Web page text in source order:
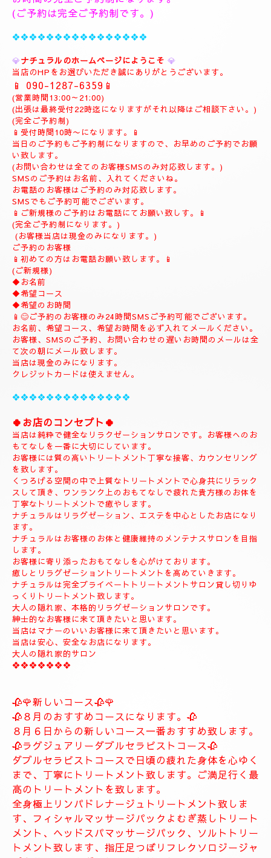
💎ご予約制💎
お電話 ( 090-1287-6359
(事前の完全ご予約制)
当日でもご予約可能でございます。
10時よりお電話でご予約の受付致します。
(土曜日は9時よりお電話受付致します)
お時間の完全ご予約制になります。
(ご予約は完全ご予約制です。)
❖❖❖❖❖❖❖❖❖❖❖❖❖❖❖❖
💎ナチュラルのホームページにようこそ
当店のHPをお選びいただき誠にありがとうございます。
📱090-1287-6359
(営業時間13:00～21:00)
(出張は最終受付22時迄になりますがそれ以降はご相談下さい。)
(完全ご予約制)
📱受付時間10時〜になります。📱
当日のご予約もご予約制になりますので、お早めのご予約でお願
い致します。
(お問い合わせは全てのお客様SMSのみ対応致します。)
SMSのご予約はお名前、入れてくださいね。
お電話のお客様はご予約のみ対応致します。
SMSでもご予約可能でございます。
📱ご新規様のご予約はお電話にてお願い致しす。📱
(お客様当店は現金のみになります。)
📱初めての方はお電話お願い致します。📱
(ご新規様)
◆お名前
◆希望コース
◆希望のお時間
📱😊ご予約のお客様のみ24時間SMSご予約可能でございます。
お名前、希望コース、希望お時間を必ず入れてメールください。
お客様、SMSのご予約、お問い合わせの遅いお時間のメールは全
て次の朝にメール致します。
当店は現金のみになります。
クレジットカードは使えません。
❖❖❖❖❖❖❖❖❖❖❖❖❖❖
🍀お店のコンセプト🍀
当店は純粋で健全なリラクゼーションサロンです。お客様へのお
もてなしを一番に大切にしています。
お客様には質の高いトリートメント丁寧な接客、カウンセリング
を致します。
くつろげる空間の中で上質なトリートメントで心身共にリラック
スして頂き、ワンランク上のおもてなしで疲れた貴方様のお体を
丁寧なトリートメントで癒やします。
ナチュラルはお客様のお体と健康維持のメンテナスサロンを目指
します。
お客様に寄り添ったおもてなしを心がけております。
癒しとリラグゼーショントリートメントを高めていきます。
ナチュラルは完全プライベートトリートメントサロン貸し切りゆ
っくりトリートメント致します。
大人の隠れ家、本格的リラグゼーションサロンです。
紳士的なお客様に来て頂きたいと思います。
当店はマナーのいいお客様に来て頂きたいと思います。
当店は安心、安全なお店になります。
大人の隠れ家的サロン
❖❖❖❖❖❖❖